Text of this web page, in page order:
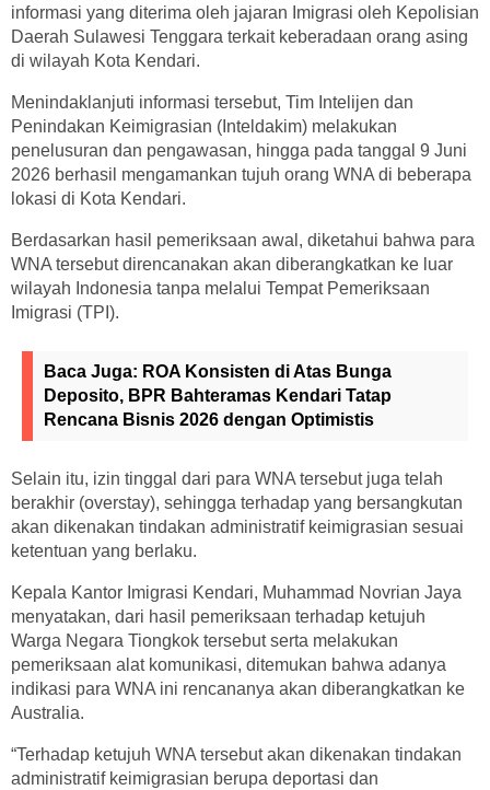
informasi yang diterima oleh jajaran Imigrasi oleh Kepolisian
Daerah Sulawesi Tenggara terkait keberadaan orang asing
di wilayah Kota Kendari.
Menindaklanjuti informasi tersebut, Tim Intelijen dan
Penindakan Keimigrasian (Inteldakim) melakukan
penelusuran dan pengawasan, hingga pada tanggal 9 Juni
2026 berhasil mengamankan tujuh orang WNA di beberapa
lokasi di Kota Kendari.
Berdasarkan hasil pemeriksaan awal, diketahui bahwa para
WNA tersebut direncanakan akan diberangkatkan ke luar
wilayah Indonesia tanpa melalui Tempat Pemeriksaan
Imigrasi (TPI).
Baca Juga: ROA Konsisten di Atas Bunga
Deposito, BPR Bahteramas Kendari Tatap
Rencana Bisnis 2026 dengan Optimistis
Selain itu, izin tinggal dari para WNA tersebut juga telah
berakhir (overstay), sehingga terhadap yang bersangkutan
akan dikenakan tindakan administratif keimigrasian sesuai
ketentuan yang berlaku.
Kepala Kantor Imigrasi Kendari, Muhammad Novrian Jaya
menyatakan, dari hasil pemeriksaan terhadap ketujuh
Warga Negara Tiongkok tersebut serta melakukan
pemeriksaan alat komunikasi, ditemukan bahwa adanya
indikasi para WNA ini rencananya akan diberangkatkan ke
Australia.
“Terhadap ketujuh WNA tersebut akan dikenakan tindakan
administratif keimigrasian berupa deportasi dan